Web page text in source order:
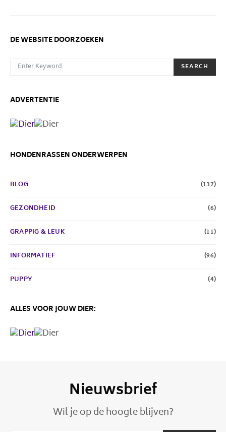
DE WEBSITE DOORZOEKEN
SEARCH FOR:
SEARCH
ADVERTENTIE
HONDENRASSEN ONDERWERPEN
BLOG (137)
GEZONDHEID (6)
GRAPPIG & LEUK (11)
INFORMATIEF (96)
PUPPY (4)
ALLES VOOR JOUW DIER:
Nieuwsbrief
Wil je op de hoogte blijven?